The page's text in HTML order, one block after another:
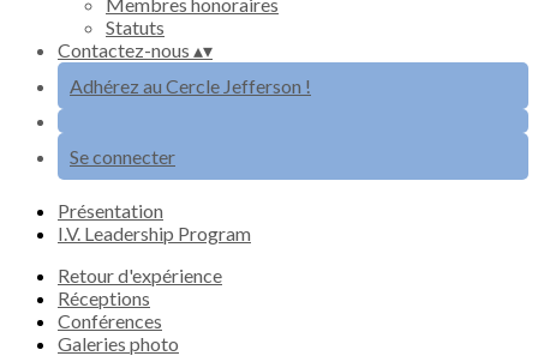
Statuts
Contactez-nous ▴▾
Adhérez au Cercle Jefferson !
Se connecter
Présentation
I.V. Leadership Program
Retour d'expérience
Réceptions
Conférences
Galeries photo